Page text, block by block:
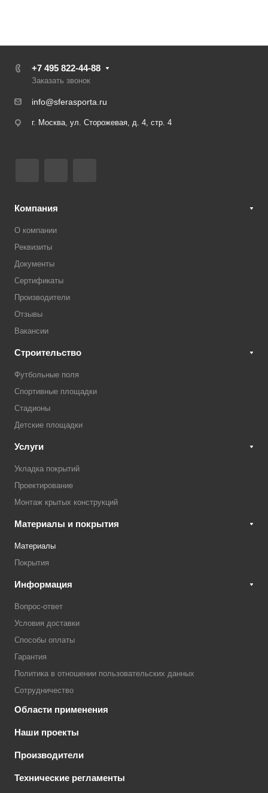
+7 495 822-44-88
Заказать звонок
info@sferasporta.ru
г. Москва, ул. Сторожевая, д. 4, стр. 4
Компания
О компании
Реквизиты
Документы
Сертификаты
Производители
Отзывы
Вакансии
Строительство
Футбольные поля
Спортивные площадки
Стадионы
Детские площадки
Услуги
Укладка покрытий
Проектирование
Монтаж крытых конструкций
Материалы и покрытия
Материалы
Покрытия
Информация
Вопрос-ответ
Условия доставки
Способы оплаты
Гарантия
Политика в отношении пользовательских данных
Сотрудничество
Области применения
Наши проекты
Производители
Технические регламенты